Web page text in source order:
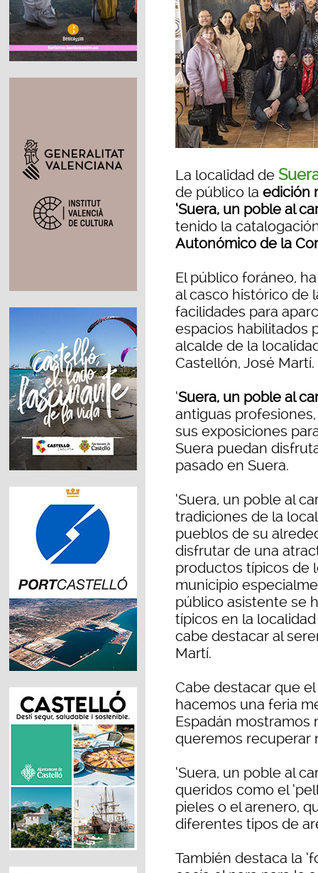
La localidad de
de público la edición
‘Suera, un poble al
tenido la
Autonómico de la
El público foráneo,
al casco histórico de
facilidades para
espacios habilitados
alcalde de la
Castellón, José Martí.
‘Suera, un poble al
antiguas
sus exposiciones
Suera puedan
pasado en Suera.
‘Suera, un poble al
tradiciones de la
pueblos de su
disfrutar de una
productos típicos de
municipio
público asistente se
típicos en la
cabe destacar al
Martí.
Cabe destacar que
hacemos una feria
Espadán mostramos
queremos recuperar
‘Suera, un poble al
queridos como el
pieles o el arenero,
diferentes tipos de
También destaca la